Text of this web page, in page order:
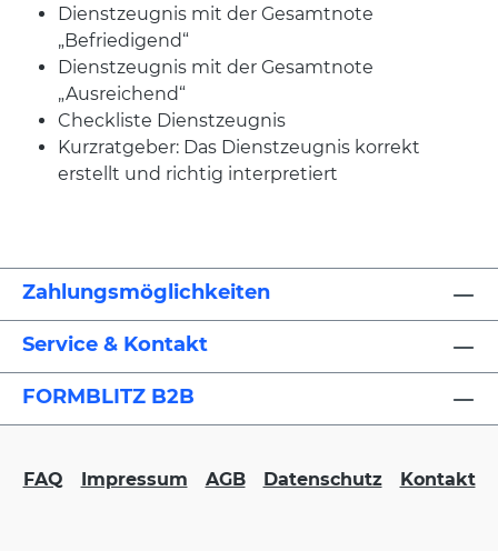
Dienstzeugnis mit der Gesamtnote
„Befriedigend“
Dienstzeugnis mit der Gesamtnote
„Ausreichend“
Checkliste Dienstzeugnis
Kurzratgeber: Das Dienstzeugnis korrekt
erstellt und richtig interpretiert
Zahlungsmöglichkeiten
Service & Kontakt
FORMBLITZ B2B
FAQ Impressum AGB Datenschutz Kontakt